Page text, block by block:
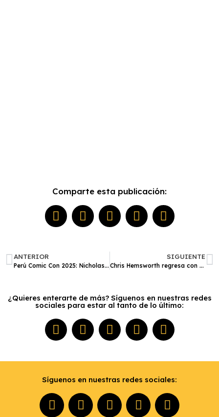
Comparte esta publicación:
ANTERIOR
Perú Comic Con 2025: Nicholas Hoult, Mario Castañeda, René García y lo mejor de la cultura pop llegan a Lima
SIGUIENTE
Chris Hemsworth regresa con un emotivo documental: un viaje para enfrentar el Alzheimer
¿Quieres enterarte de más? Síguenos en nuestras redes
sociales para estar al tanto de lo último:
Síguenos en nuestras redes sociales: